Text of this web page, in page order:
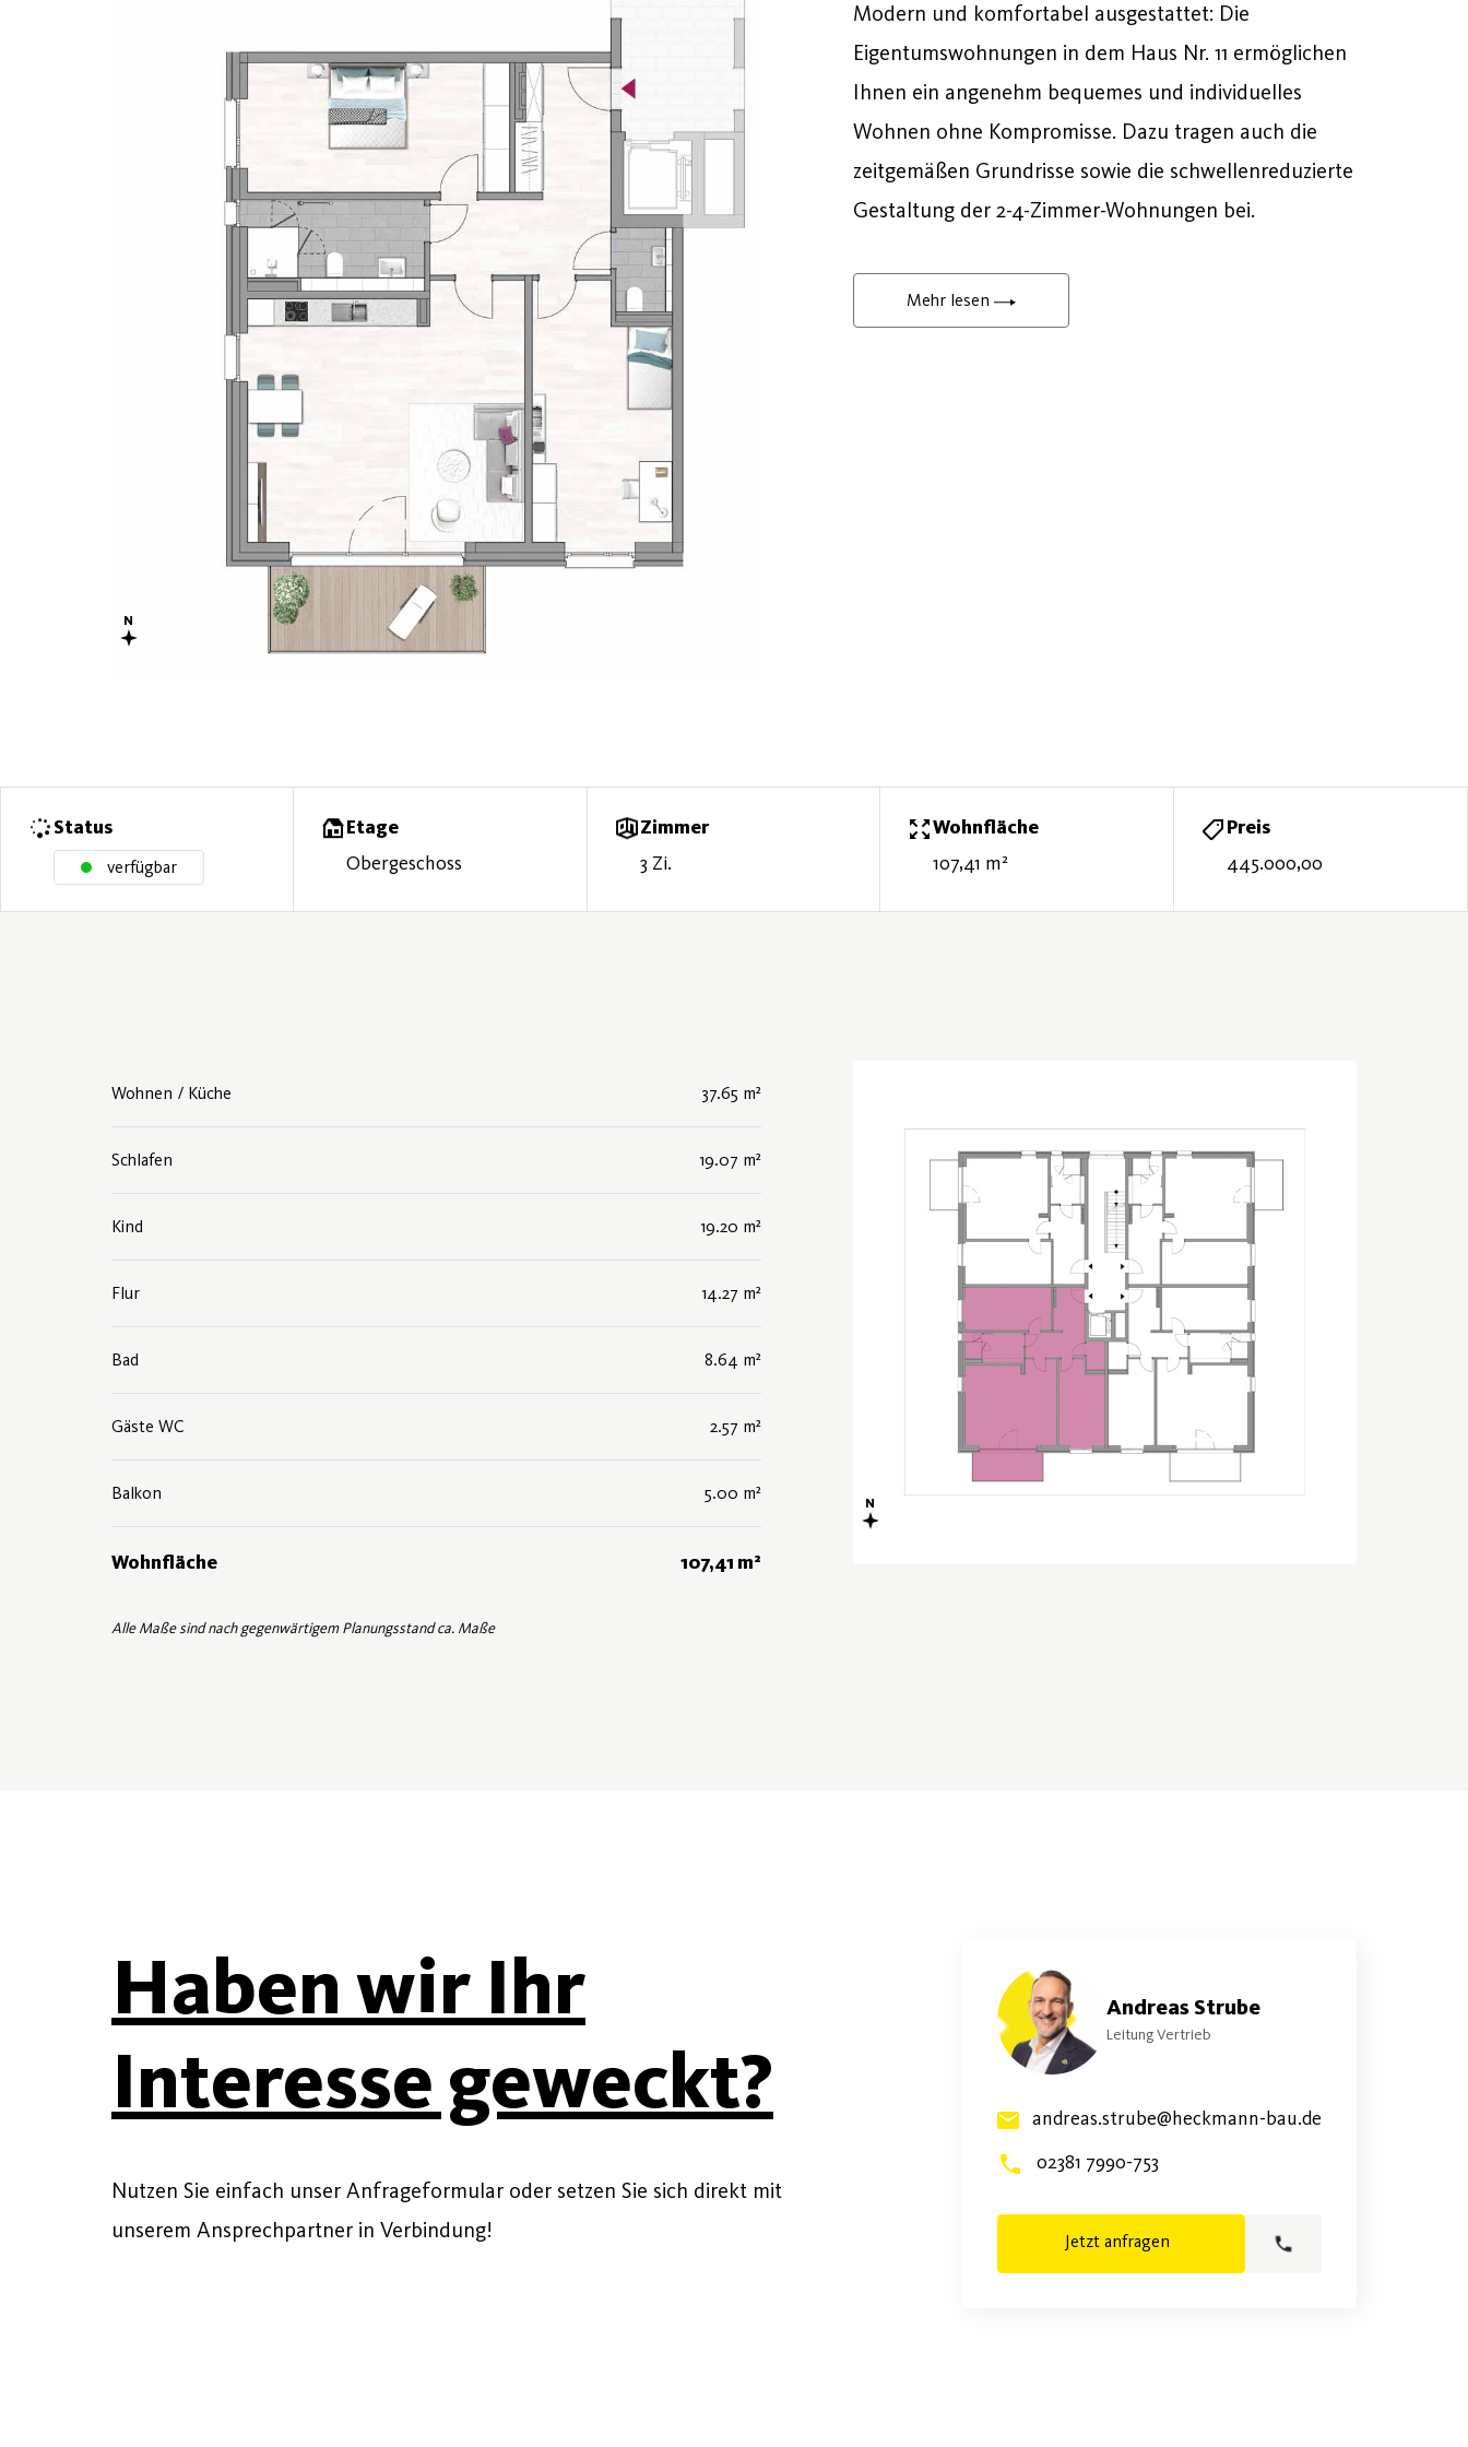
Modern und komfortabel ausgestattet: Die
Eigentumswohnungen in dem Haus Nr. 11 ermöglichen
Ihnen ein angenehm bequemes und individuelles
Wohnen ohne Kompromisse. Dazu tragen auch die
zeitgemäßen Grundrisse sowie die schwellenreduzierte
Gestaltung der 2-4-Zimmer-Wohnungen bei.
Mehr lesen
Status
verfügbar
Etage
Obergeschoss
Zimmer
3 Zi.
Wohnfläche
107,41 m²
Preis
445.000,00
Wohnen / Küche 37.65 m²
Schlafen 19.07 m²
Kind 19.20 m²
Flur 14.27 m²
Bad 8.64 m²
Gäste WC 2.57 m²
Balkon 5.00 m²
Wohnfläche 107,41 m²
Alle Maße sind nach gegenwärtigem Planungsstand ca. Maße
Haben wir Ihr
Interesse geweckt?
Nutzen Sie einfach unser Anfrageformular oder setzen Sie sich direkt mit
unserem Ansprechpartner in Verbindung!
Andreas Strube
Leitung Vertrieb
andreas.strube@heckmann-bau.de
02381 7990-753
Jetzt anfragen